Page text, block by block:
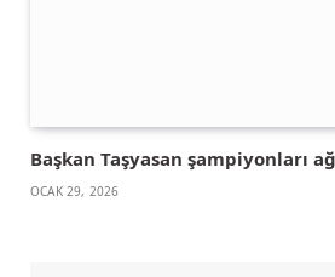
Başkan Taşyasan şampiyonları
OCAK 29, 2026